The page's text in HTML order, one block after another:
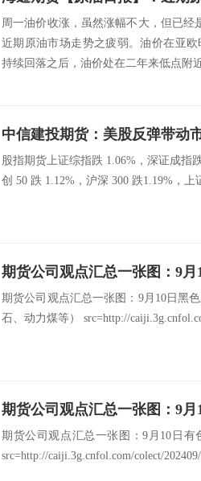
周一油价收涨，虽然涨幅不大，但已经
近期原油市场走势之疲弱。油价在亚
持续回落之后，油价处在二年来低点附
中信建投期货：美股反弹带动
股指期货上证综指跌 1.06%，深证成指
创 50 跌 1.12%，沪深 300 跌1.19%，
期货公司观点汇总一张图：9月10日黑
石、动力煤等） src=http://
期货公司观点汇总一张图：9月10日
src=http://caiji.3g.cnfol.com/colect/